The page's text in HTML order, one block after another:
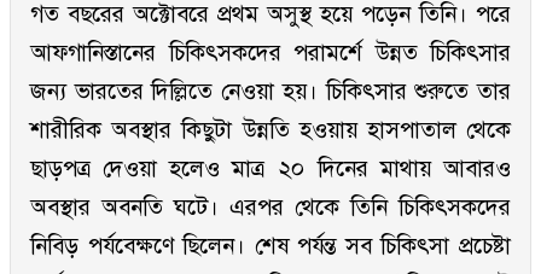
গত বছরের অক্টোবরে প্রথম অসুস্থ হয়ে পড়েন তিনি। পরে
আফগানিস্তানের চিকিৎসকদের পরামর্শে উন্নত চিকিৎসার
জন্য ভারতের দিল্লিতে নেওয়া হয়। চিকিৎসার শুরুতে তার
শারীরিক অবস্থার কিছুটা উন্নতি হওয়ায় হাসপাতাল থেকে
ছাড়পত্র দেওয়া হলেও মাত্র ২০ দিনের মাথায় আবারও
অবস্থার অবনতি ঘটে। এরপর থেকে তিনি চিকিৎসকদের
নিবিড় পর্যবেক্ষণে ছিলেন। শেষ পর্যন্ত সব চিকিৎসা প্রচেষ্টা